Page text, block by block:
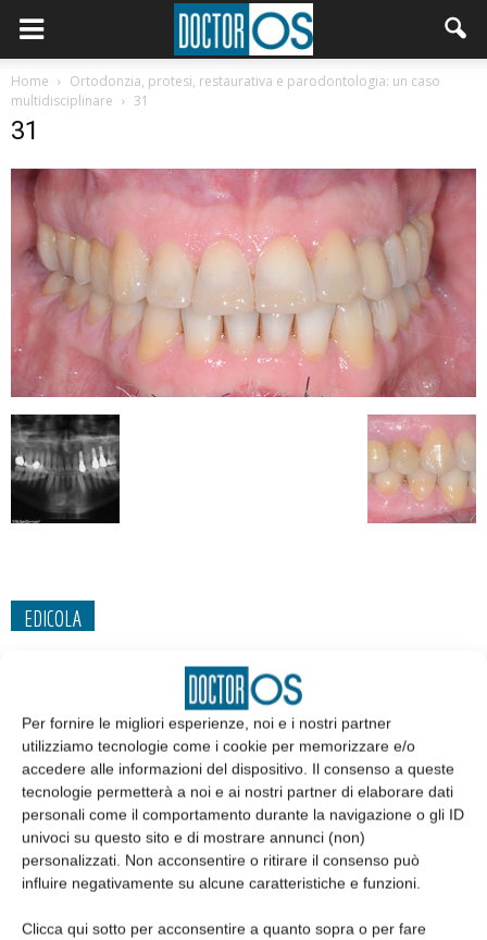
Per fornire le migliori esperienze, noi e i nostri partner
utilizziamo tecnologie come i cookie per memorizzare e/o
accedere alle informazioni del dispositivo. Il consenso a queste
tecnologie permetterà a noi e ai nostri partner di elaborare dati
personali come il comportamento durante la navigazione o gli ID
univoci su questo sito e di mostrare annunci (non)
personalizzati. Non acconsentire o ritirare il consenso può
influire negativamente su alcune caratteristiche e funzioni.
Clicca qui sotto per acconsentire a quanto sopra o per fare
Home
Ortodonzia, protesi, restaurativa e parodontologia: un caso
multidisciplinare
31
31
EDICOLA